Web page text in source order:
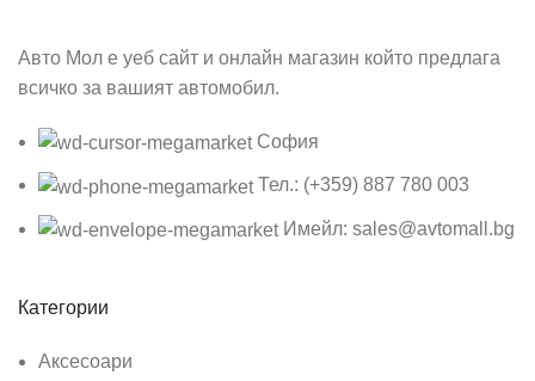
Авто Мол е уеб сайт и онлайн магазин който предлага
всичко за вашият автомобил.
София
Тел.: (+359) 887 780 003
Имейл: sales@avtomall.bg
Категории
Аксесоари